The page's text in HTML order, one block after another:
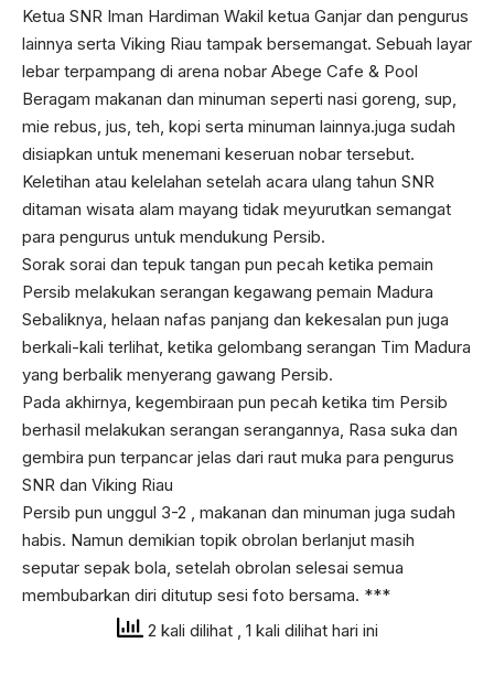
Ketua SNR Iman Hardiman Wakil ketua Ganjar dan pengurus
lainnya serta Viking Riau tampak bersemangat. Sebuah layar
lebar terpampang di arena nobar Abege Cafe & Pool
Beragam makanan dan minuman seperti nasi goreng, sup,
mie rebus, jus, teh, kopi serta minuman lainnya.juga sudah
disiapkan untuk menemani keseruan nobar tersebut.
Keletihan atau kelelahan setelah acara ulang tahun SNR
ditaman wisata alam mayang tidak meyurutkan semangat
para pengurus untuk mendukung Persib.
Sorak sorai dan tepuk tangan pun pecah ketika pemain
Persib melakukan serangan kegawang pemain Madura
Sebaliknya, helaan nafas panjang dan kekesalan pun juga
berkali-kali terlihat, ketika gelombang serangan Tim Madura
yang berbalik menyerang gawang Persib.
Pada akhirnya, kegembiraan pun pecah ketika tim Persib
berhasil melakukan serangan serangannya, Rasa suka dan
gembira pun terpancar jelas dari raut muka para pengurus
SNR dan Viking Riau
Persib pun unggul 3-2 , makanan dan minuman juga sudah
habis. Namun demikian topik obrolan berlanjut masih
seputar sepak bola, setelah obrolan selesai semua
membubarkan diri ditutup sesi foto bersama. ***
2 kali dilihat
, 1 kali dilihat hari ini